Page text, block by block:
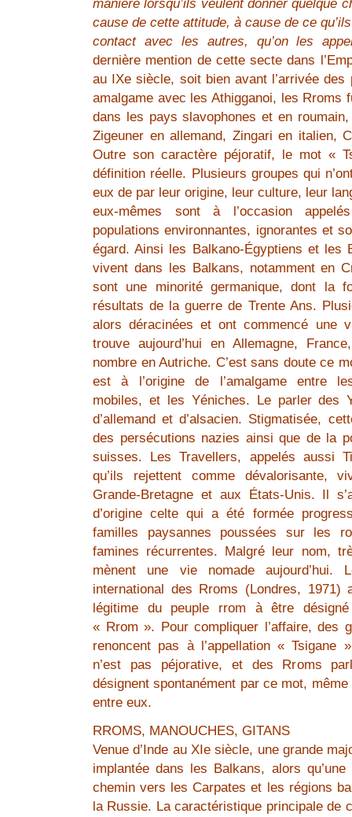
manière lorsqu’ils veulent donner quelque
cause de cette attitude, à cause de ce
contact avec les autres, qu’on les
dernière mention de cette secte dans
au IXe siècle, soit bien avant l’arrivée
amalgame avec les Athigganoi, les Rroms
dans les pays slavophones et en
Zigeuner en allemand, Zingari en italien,
Outre son caractère péjoratif, le mot «
définition réelle. Plusieurs groupes qui
eux de par leur origine, leur culture, leur
eux-mêmes sont à l’occasion
populations environnantes, ignorantes et
égard. Ainsi les Balkano-Égyptiens et les
vivent dans les Balkans, notamment en
sont une minorité germanique, dont la
résultats de la guerre de Trente Ans.
alors déracinées et ont commencé une
trouve aujourd’hui en Allemagne,
nombre en Autriche. C’est sans doute ce
est à l’origine de l’amalgame entre
mobiles, et les Yéniches. Le parler des
d’allemand et d’alsacien. Stigmatisée,
des persécutions nazies ainsi que de la
suisses. Les Travellers, appelés aussi
qu’ils rejettent comme dévalorisante,
Grande-Bretagne et aux États-Unis. Il
d’origine celte qui a été formée
familles paysannes poussées sur les
famines récurrentes. Malgré leur nom,
mènent une vie nomade aujourd’hui.
international des Rroms (Londres, 1971)
légitime du peuple rrom à être
« Rrom ». Pour compliquer l’affaire, des
renoncent pas à l’appellation « Tsigane
n’est pas péjorative, et des Rroms
désignent spontanément par ce mot, même
entre eux.
RROMS, MANOUCHES, GITANS
Venue d’Inde au XIe siècle, une grande
implantée dans les Balkans, alors
chemin vers les Carpates et les régions
la Russie. La caractéristique principale de